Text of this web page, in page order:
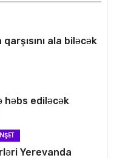
ala biləcək
həbs ediləcək
Yerevanda